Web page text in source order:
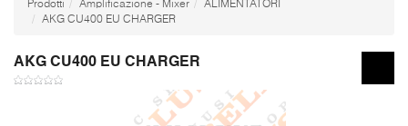
Prodotti Amplificazione - Mixer
ALIMENTATORI
AKG CU400 EU CHARGER
AKG CU400 EU CHARGER